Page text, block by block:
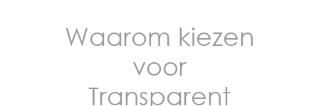
Waarom kiezen
voor
Transparent